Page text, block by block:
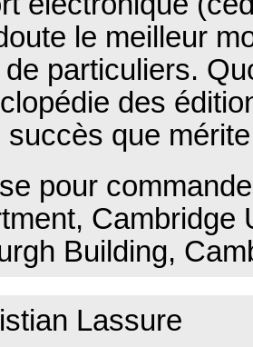
le meilleur
de particuliers.
des
succès que
pour
Cambridge
Building,
Lassure